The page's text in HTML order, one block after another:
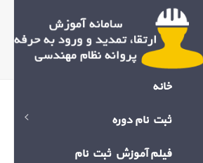
خانه
ثبت نام دوره
فیلم آموزش ثبت نام